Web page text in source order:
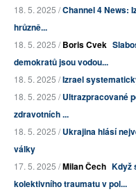
18. 5. 2025 /Channel 4 News:
hrůzně...
18. 5. 2025 /Boris Cvek
demokratů jsou vodou...
18. 5. 2025 /Izrael
18. 5. 2025 /Ultrazpracované
zdravotních ...
18. 5. 2025 /Ukrajina hlásí
války
17. 5. 2025 /Milan Čech Když
kolektivního traumatu v pol...